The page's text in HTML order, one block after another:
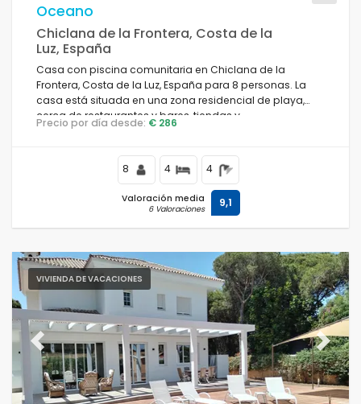
Oceano
Chiclana de la Frontera, Costa de la
Luz, España
Casa con piscina comunitaria en Chiclana de la
Frontera, Costa de la Luz, España para 8 personas. La
casa está situada en una zona residencial de playa,
cerca de restaurantes y bares, tiendas y
supermercados, y a 50 m de la playa de La Barrosa.
Precio por día desde: € 286
8 4 4
Valoración media
6 Valoraciones 9,1
VIVIENDA DE VACACIONES
Previous Next